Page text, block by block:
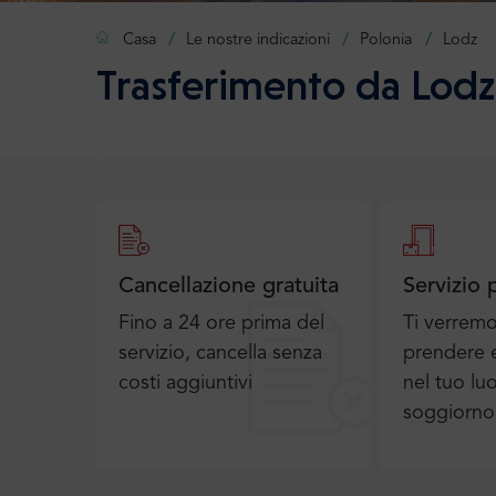
Casa Le nostre indicazioni Polonia Lodz
Trasferimento da
Cancellazione gratuita
Fino a 24 ore prima del
servizio, cancella senza
costi aggiuntivi
Servizio
Ti
prendere
nel tuo